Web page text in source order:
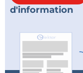
d'information